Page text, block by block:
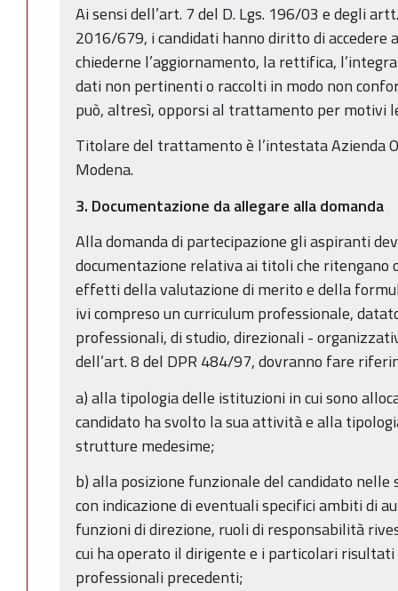
Ai sensi dell’art. 7 del D. Lgs. 196/03 e degli
2016/679, i candidati hanno diritto di accedere
chiederne l’aggiornamento, la rettifica,
dati non pertinenti o raccolti in modo non
può, altresì, opporsi al trattamento per motivi
Titolare del trattamento è l’intestata Azienda
Modena.
3. Documentazione da allegare alla domanda
Alla domanda di partecipazione gli aspiranti
documentazione relativa ai titoli che
effetti della valutazione di merito e della
ivi compreso un curriculum professionale,
professionali, di studio, direzionali -
dell’art. 8 del DPR 484/97, dovranno fare
a) alla tipologia delle istituzioni in cui sono
candidato ha svolto la sua attività e alla
strutture medesime;
b) alla posizione funzionale del candidato
con indicazione di eventuali specifici ambiti di
funzioni di direzione, ruoli di responsabilità
cui ha operato il dirigente e i particolari
professionali precedenti;